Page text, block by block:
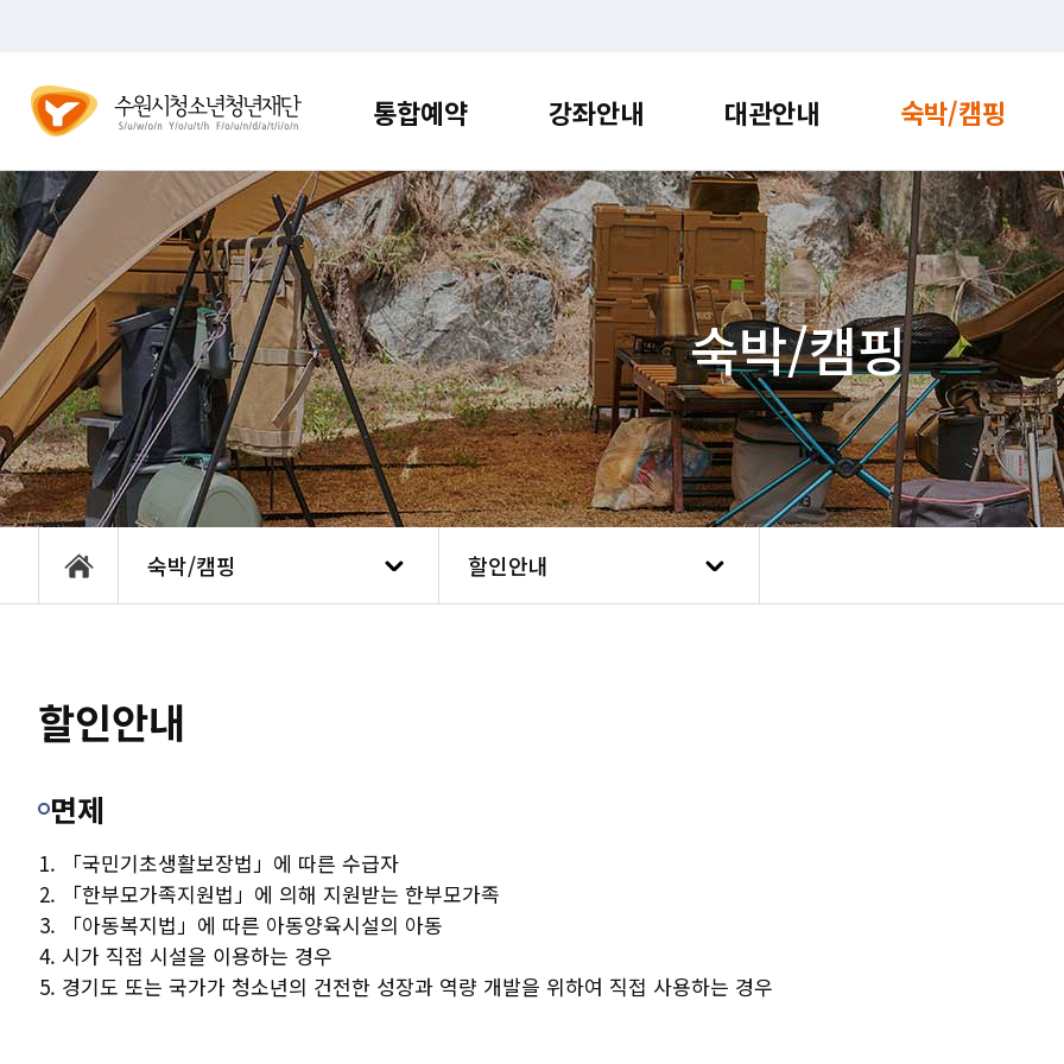
뉴
통합예약
통합예약
다양한 프로그램 소개 및
편리한 접수 안내를 확인해보세요.
수강신청
강좌안내
강좌안내
시설 소개 및 대관 안내를
확인해보세요.
수원
프로그
접수안
수강신
영통
프로그
접수안
대관안내
대관안내
센터 방문 정보 및 편의 정보를
확인해보세요.
숙박/캠핑
숙박/
새로운 소식
확인해보세요.
숙박/캠핑
강좌안내
숙박/캠핑
센터소개
할인안내
할인안내
면제
「국민기초생활보장법」에 따른 수급자
「한부모가족지원법」에 의해 지원받는 한부모가족
「아동복지법」에 따른 아동양육시설의 아동
시가 직접 시설을 이용하는 경우
경기도 또는 국가가 청소년의 건전한 성장과 역량 개발을 위하여 직접 사용하는 경우